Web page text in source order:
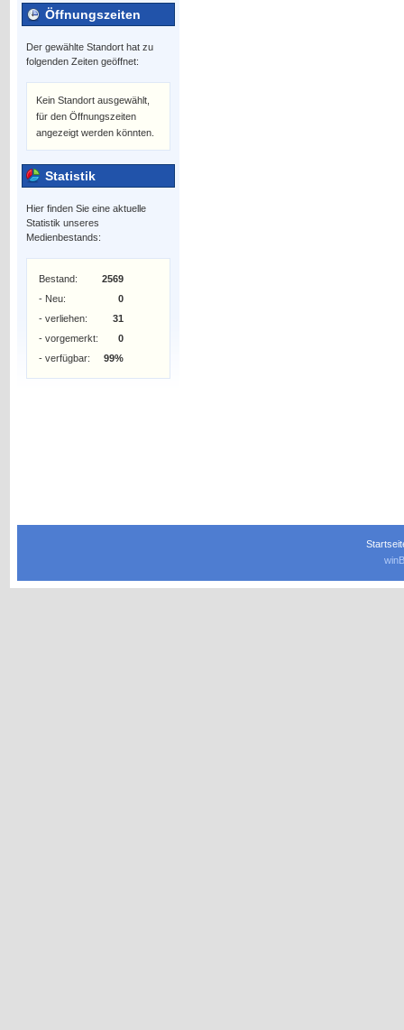
Öffnungszeiten
Der gewählte Standort hat zu
folgenden Zeiten geöffnet:
Kein Standort ausgewählt,
für den Öffnungszeiten
angezeigt werden könnten.
Statistik
Hier finden Sie eine aktuelle
Statistik unseres
Medienbestands:
Bestand:
2569
- Neu:
0
- verliehen:
31
- vorgemerkt:
0
- verfügbar:
99%